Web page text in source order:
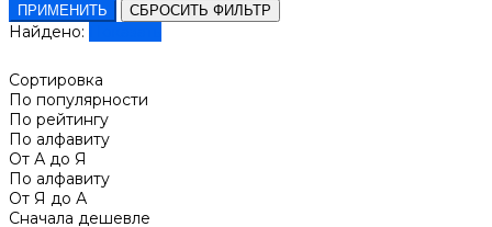
ПРИМЕНИТЬ СБРОСИТЬ ФИЛЬТР
Найдено:
Сортировка
По популярности
По рейтингу
По алфавиту
От А до Я
По алфавиту
От Я до А
Сначала дешевле